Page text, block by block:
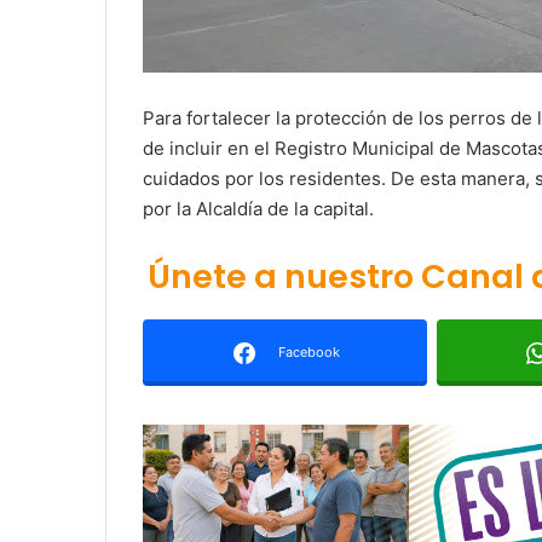
Para fortalecer la protección de los perros de
de incluir en el Registro Municipal de
cuidados por los residentes. De esta
por la Alcaldía de la capital.
Únete a nuestro Canal
Facebook